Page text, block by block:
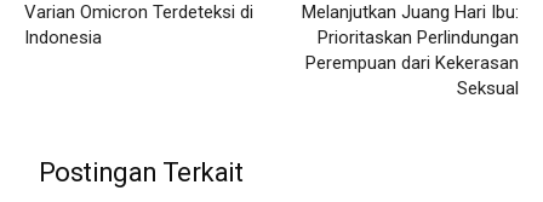
Varian Omicron Terdeteksi di
Indonesia
Melanjutkan Juang Hari Ibu:
Prioritaskan Perlindungan
Perempuan dari Kekerasan
Seksual
Postingan Terkait